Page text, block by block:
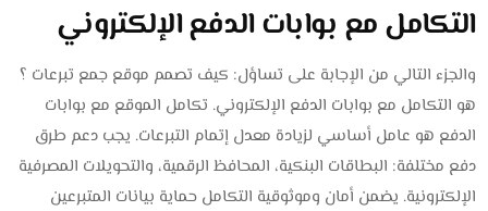
التكامل مع بوابات الدفع الإلكتروني
والجزء التالي من الإجابة على تساؤل: كيف تصمم موقع جمع تبرعات ؟
هو التكامل مع بوابات الدفع الإلكتروني. تكامل الموقع مع بوابات
الدفع هو عامل أساسي لزيادة معدل إتمام التبرعات. يجب دعم طرق
دفع مختلفة: البطاقات البنكية، المحافظ الرقمية، والتحويلات المصرفية
الإلكترونية. يضمن أمان وموثوقية التكامل حماية بيانات المتبرعين